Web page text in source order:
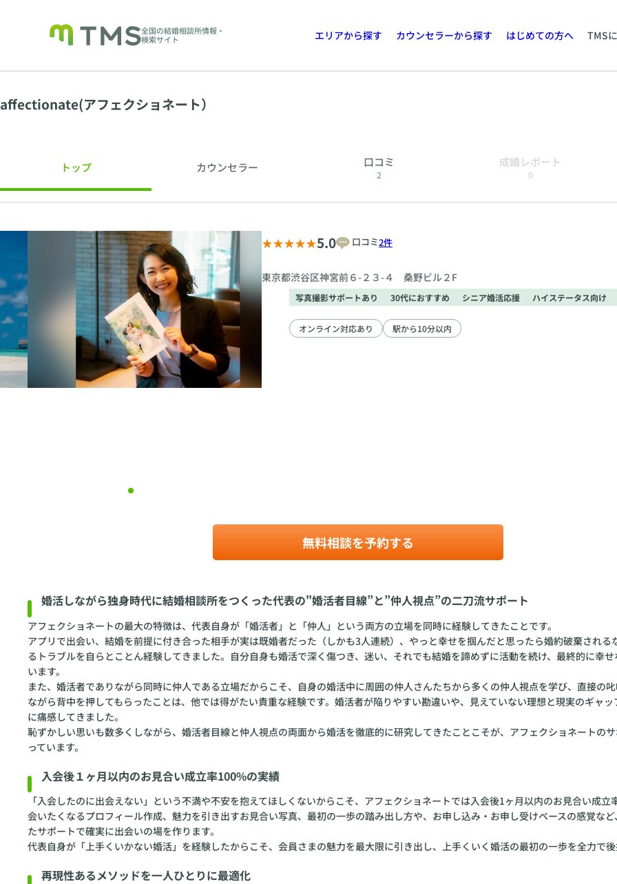
全国の結婚相談所情報・
検索サイト
エリアから探す カウンセラーから探す はじめての方へ TMS
affectionate(アフェクショネート）
トップ カウンセラー 口コミ
2
成婚レポート
0
5.0 口コミ2件
東京都渋谷区神宮前６-２３-４ 桑野ビル２F
写真撮影サポートあり 30代におすすめ シニア婚活応援 ハイステータス向け
オンライン対応あり 駅から10分以内
無料相談を予約する
婚活しながら独身時代に結婚相談所をつくった代表の"婚活者目線”と”仲人視点”の二刀流サポート
アフェクショネートの最大の特徴は、代表自身が「婚活者」と「仲人」という両方の立場を同時に経験してきたことです。
アプリで出会い、結婚を前提に付き合った相手が実は既婚者だった（しかも3人連続）、やっと幸せを掴んだと思ったら婚約破棄される
るトラブルを自らとことん経験してきました。自分自身も婚活で深く傷つき、迷い、それでも結婚を諦めずに活動を続け、最終的に幸
います。
また、婚活者でありながら同時に仲人である立場だからこそ、自身の婚活中に周囲の仲人さんたちから多くの仲人視点を学び、直接の
ながら背中を押してもらったことは、他では得がたい貴重な経験です。婚活者が陥りやすい勘違いや、見えていない理想と現実のギャ
に痛感してきました。
恥ずかしい思いも数多くしながら、婚活者目線と仲人視点の両面から婚活を徹底的に研究してきたことこそが、アフェクショネートの
っています。
入会後１ヶ月以内のお見合い成立率100%の実績
「入会したのに出会えない」という不満や不安を抱えてほしくないからこそ、アフェクショネートでは入会後1ヶ月以内のお見合い成立
会いたくなるプロフィール作成、魅力を引き出すお見合い写真、最初の一歩の踏み出し方や、お申し込み・お申し受けペースの感覚な
たサポートで確実に出会いの場を作ります。
代表自身が「上手くいかない婚活」を経験したからこそ、会員さまの魅力を最大限に引き出し、上手くいく婚活の最初の一歩を全力で後
再現性あるメソッドを一人ひとりに最適化